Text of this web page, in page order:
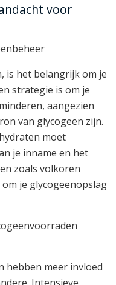
voor
is het belangrijk om je
strategie is om je
aangezien
van glycogeen zijn.
moet
je inname en het
zoals volkoren
je glycogeenopslag
hebben meer invloed